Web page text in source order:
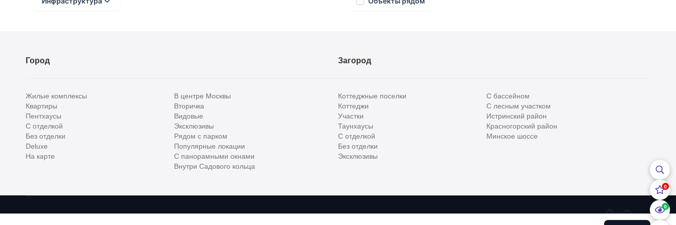
Детские сады
Поликлиники
Больницы
Город
Жилые комплексы
Квартиры
Пентхаусы
С отделкой
Без отделки
Deluxe
На карте
В центре Москвы
Вторичка
Видовые
Эксклюзивы
Рядом с парком
Популярные локации
С панорамными окнами
Внутри Садового кольца
Загород
Коттеджные поселки
Коттеджи
Участки
Таунхаусы
С отделкой
Без отделки
Эксклюзивы
С бассейном
С лесным участком
Истринский район
Красногорский район
Минское шоссе
0
0
Все
Сегодня